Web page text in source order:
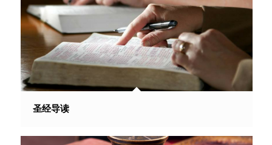
圣经导读